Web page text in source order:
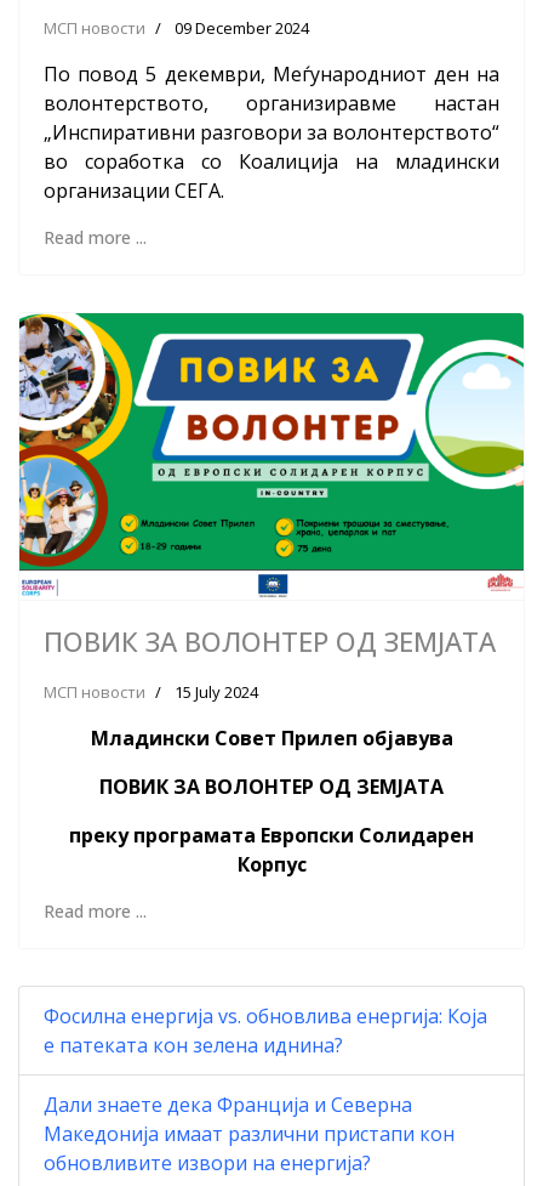
МСП новости 09 December 2024
По повод 5 декември, Меѓународниот ден на
волонтерството, организиравме настан
„Инспиративни разговори за волонтерството“
во соработка со Коалиција на младински
организации СЕГА.
Read more ...
ПОВИК ЗА ВОЛОНТЕР ОД ЗЕМЈАТА
МСП новости 15 July 2024
Младински Совет Прилеп објавува
ПОВИК ЗА ВОЛОНТЕР ОД ЗЕМЈАТА
преку програмата Европски Солидарен
Корпус
Read more ...
Фосилна енергија vs. обновлива енергија: Која
е патеката кон зелена иднина?
Дали знаете дека Франција и Северна
Македонија имаат различни пристапи кон
обновливите извори на енергија?